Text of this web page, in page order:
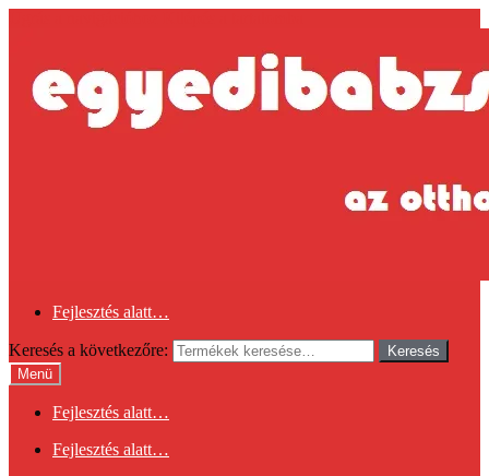
Fejlesztés alatt…
Keresés a következőre:
Keresés
Menü
Fejlesztés alatt…
Fejlesztés alatt…